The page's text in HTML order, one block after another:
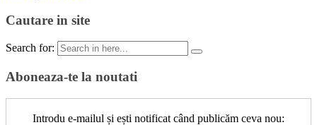
Cautare in site
Search for:
Aboneaza-te la noutati
Introdu e-mailul și ești notificat când publicăm ceva nou: